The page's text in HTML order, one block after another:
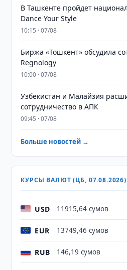
В Ташкенте пройдет
Dance Your Style
10:15 · 07/08
Биржа «Тошкент» обсудила
Regnology
10:00 · 07/08
Узбекистан и Малайзия
сотрудничество в АПК
09:45 · 07/08
Больше новостей →
КУРСЫ ВАЛЮТ (ЦБ, 07.08.2026)
USD 11915,64 сумов
EUR 13749,46 сумов
RUB 146,19 сумов